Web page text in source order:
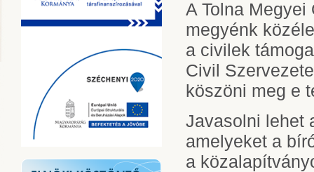
A Tolna
megyénk
a civilek
Civil
köszöni meg e
Javasolni lehet
amelyeket a
a